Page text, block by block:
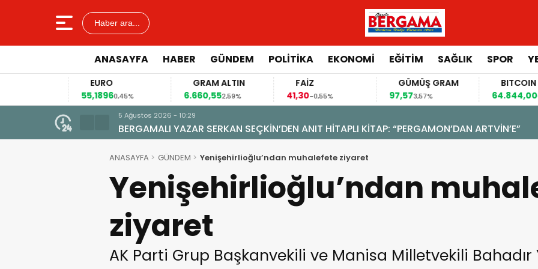
Haber ara...
ANASAYFA HABER GÜNDEM POLİTİKA EKONOMİ EĞİTİM SAĞLIK SPOR
EURO
55,18960,45%
GRAM ALTIN
6.660,552,59%
FAİZ
41,30-0,55%
GÜMÜŞ GRAM
97,573,57%
BITCOIN
64.844,00
5 Ağustos 2026 - 10:29
BERGAMALI YAZAR SERKAN SEÇKİN’DEN ANIT HİTAPLI KİTAP: “PERGAMON’DAN ARTVİN’E”
ANASAYFA GÜNDEM Yenişehirlioğlu’ndan muhalefete ziyaret
Yenişehirlioğlu’ndan
ziyaret
AK Parti Grup Başkanvekili ve Manisa Milletvekili